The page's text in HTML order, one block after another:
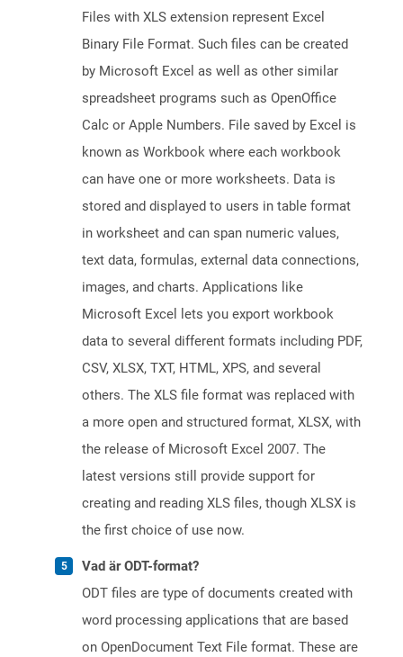
Files with XLS extension represent Excel
Binary File Format. Such files can be created
by Microsoft Excel as well as other similar
spreadsheet programs such as OpenOffice
Calc or Apple Numbers. File saved by Excel is
known as Workbook where each workbook
can have one or more worksheets. Data is
stored and displayed to users in table format
in worksheet and can span numeric values,
text data, formulas, external data connections,
images, and charts. Applications like
Microsoft Excel lets you export workbook
data to several different formats including PDF,
CSV, XLSX, TXT, HTML, XPS, and several
others. The XLS file format was replaced with
a more open and structured format, XLSX, with
the release of Microsoft Excel 2007. The
latest versions still provide support for
creating and reading XLS files, though XLSX is
the first choice of use now.
Vad är ODT-format?
ODT files are type of documents created with
word processing applications that are based
on OpenDocument Text File format. These are